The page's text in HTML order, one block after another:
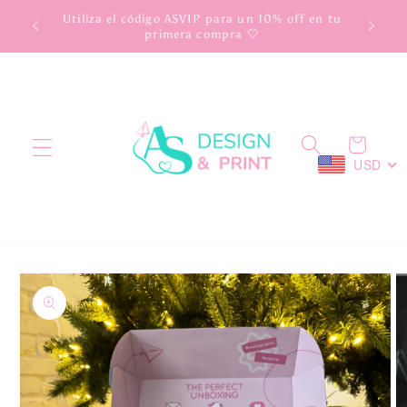
directamente
Utiliza el código ASVIP para un 10% off en tu
primera compra 🤍
Carrito
USD
directamente
a la
información
del producto